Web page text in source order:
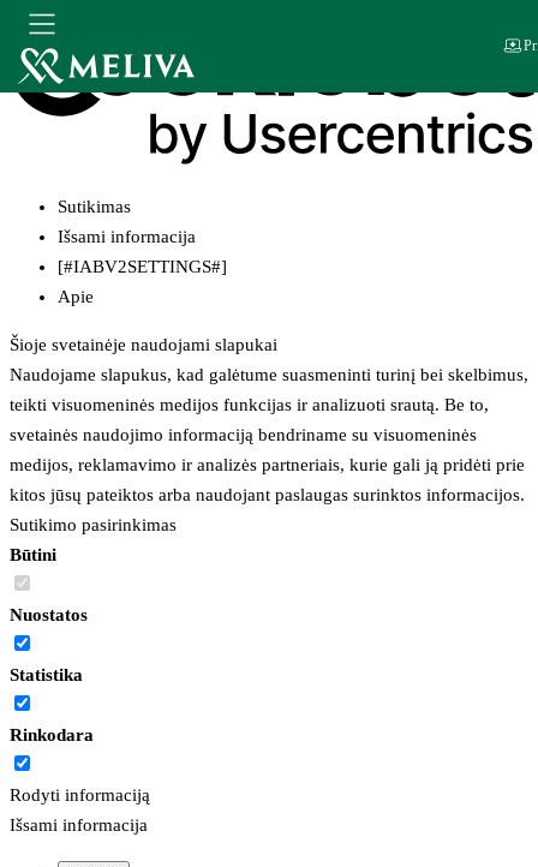
Sutikimas
Išsami informacija
[#IABV2SETTINGS#]
Apie
Šioje svetainėje naudojami slapukai
Naudojame slapukus, kad galėtume suasmeninti turinį bei skelbimus,
teikti visuomeninės medijos funkcijas ir analizuoti srautą. Be to,
svetainės naudojimo informaciją bendriname su visuomeninės
medijos, reklamavimo ir analizės partneriais, kurie gali ją pridėti prie
kitos jūsų pateiktos arba naudojant paslaugas surinktos informacijos.
Sutikimo pasirinkimas
Būtini
Nuostatos
Statistika
Rinkodara
Rodyti informaciją
Išsami informacija